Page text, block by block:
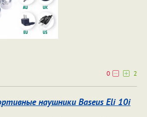
0
2
наушники Baseus Eli 10i